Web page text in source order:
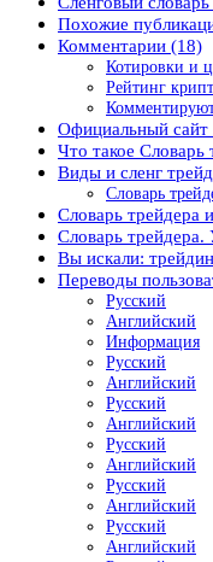
Похожие
Комментарии (18)
Котировки и
Рейтинг
Официальный сайт
Что такое Словарь
Виды и сленг
Словарь
Словарь трейдера
Словарь трейдера.
Вы искали:
Переводы
Русский
Английский
Информация
Русский
Английский
Русский
Английский
Русский
Английский
Русский
Английский
Русский
Английский